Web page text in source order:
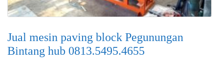
Jual mesin paving block Pegunungan
Bintang hub 0813.5495.4655